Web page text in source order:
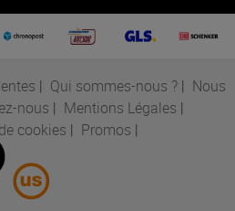
| Qui sommes-nous ? | Nous
nous | Mentions Légales |
cookies | Promos |